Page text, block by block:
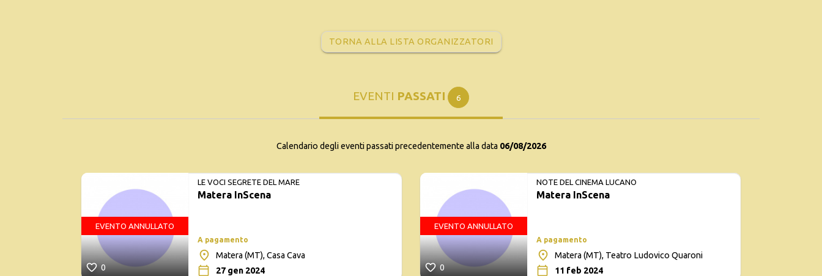
TORNA ALLA LISTA ORGANIZZATORI
EVENTI PASSATI 6
Calendario degli eventi passati precedentemente alla data 06/08/2026
0
EVENTO ANNULLATO
LE VOCI SEGRETE DEL MARE
Matera InScena
A pagamento
Matera (MT), Casa Cava
27 gen 2024
0
EVENTO ANNULLATO
NOTE DEL CINEMA LUCANO
Matera InScena
A pagamento
Matera (MT), Teatro Ludovico Quaroni
11 feb 2024